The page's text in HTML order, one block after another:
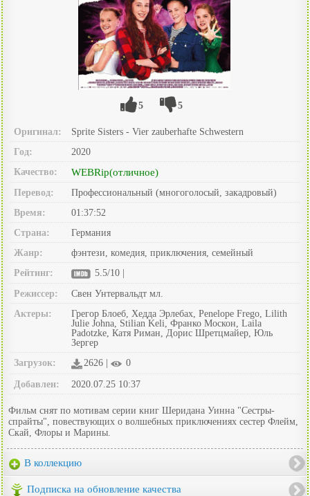
5 5
Оригинал:
Sprite Sisters - Vier zauberhafte Schwestern
Год:
2020
Качество:
WEBRip(отличное)
Перевод:
Профессиональный (многоголосый, закадровый)
Время:
01:37:52
Страна:
Германия
Жанр:
фэнтези, комедия, приключения, семейный
Рейтинг:
5.5/10 |
Режиссер:
Свен Унтервальдт мл.
Актеры:
Грегор Блоеб, Хедда Эрлебах, Penelope Frego, Lilith
Julie Johna, Stilian Keli, Франко Москон, Laila
Padotzke, Катя Риман, Дорис Шретцмайер, Юль
Зергер
Загрузок:
2626 | 0
Добавлен: 2020.07.25 10:37
Фильм снят по мотивам серии книг Шеридана Уинна "Сестры-
спрайты", повествующих о волшебных приключениях сестер Флейм,
Скай, Флоры и Марины.
В коллекцию
Подписка на обновление качества